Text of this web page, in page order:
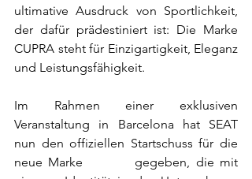
ultimative Ausdruck von Sportlichkeit,
der dafür prädestiniert ist: Die Marke
CUPRA steht für Einzigartigkeit, Eleganz
und Leistungsfähigkeit.
Im Rahmen einer exklusiven
Veranstaltung in Barcelona hat SEAT
nun den offiziellen Startschuss für die
neue Marke
gegeben, die mit